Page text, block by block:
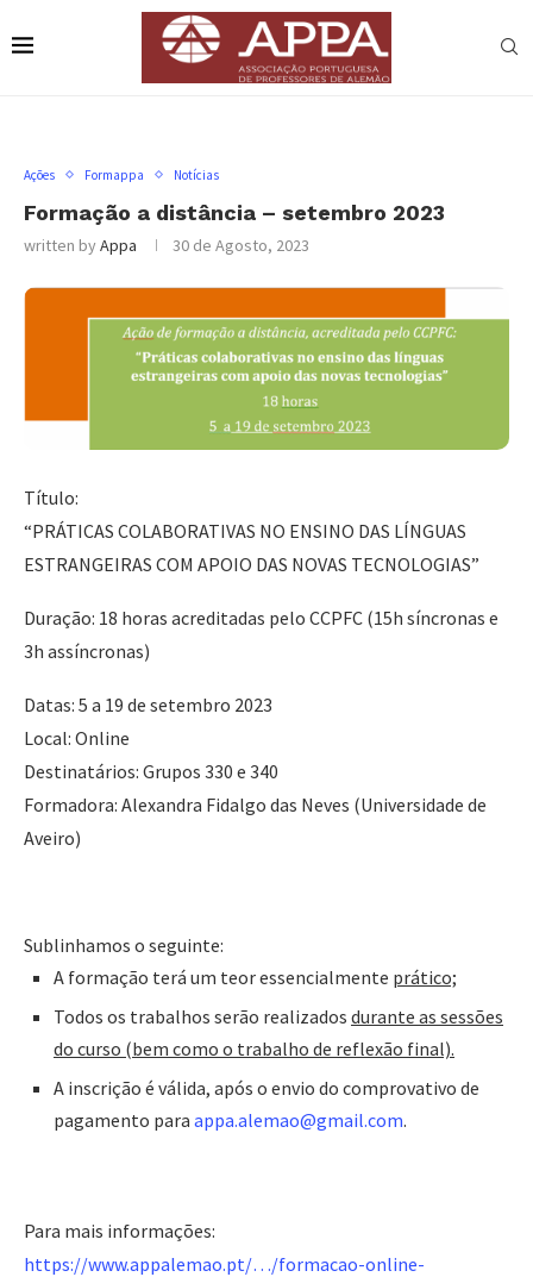
Ações Formappa Notícias
Formação a distância – setembro 2023
written byAppa 30 de Agosto, 2023
Título:
“PRÁTICAS COLABORATIVAS NO ENSINO DAS LÍNGUAS
ESTRANGEIRAS COM APOIO DAS NOVAS TECNOLOGIAS”
Duração: 18 horas acreditadas pelo CCPFC (15h síncronas e
3h assíncronas)
Datas: 5 a 19 de setembro 2023
Local: Online
Destinatários: Grupos 330 e 340
Formadora: Alexandra Fidalgo das Neves (Universidade de
Aveiro)
Sublinhamos o seguinte:
A formação terá um teor essencialmente prático;
Todos os trabalhos serão realizados durante as sessões
do curso (bem como o trabalho de reflexão final).
A inscrição é válida, após o envio do comprovativo de
pagamento para appa.alemao@gmail.com.
Para mais informações:
https://www.appalemao.pt/…/formacao-online-